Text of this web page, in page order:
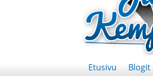
Etusivu Blogit